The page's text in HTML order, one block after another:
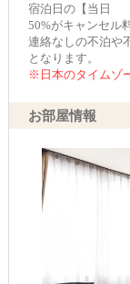
宿泊日の【当日
50%がキャンセル
連絡なしの不泊や
となります。
※日本のタイムゾ
お部屋情報